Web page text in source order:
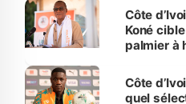
Côte
Koné
palmier à
Côte
quel